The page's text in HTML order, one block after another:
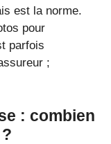
est la norme.
pour
parfois
;
: combien